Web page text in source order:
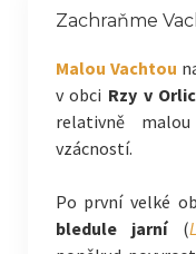
Zachraňme
Malou Vachtou
v obci Rzy v
relativně
vzácností.
Po první velké
bledule jarní(